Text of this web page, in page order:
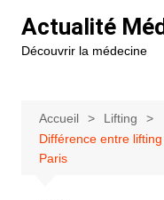
contenu
Actualité
Découvrir la médecine
Accueil
Lifting
Différence entre
Paris